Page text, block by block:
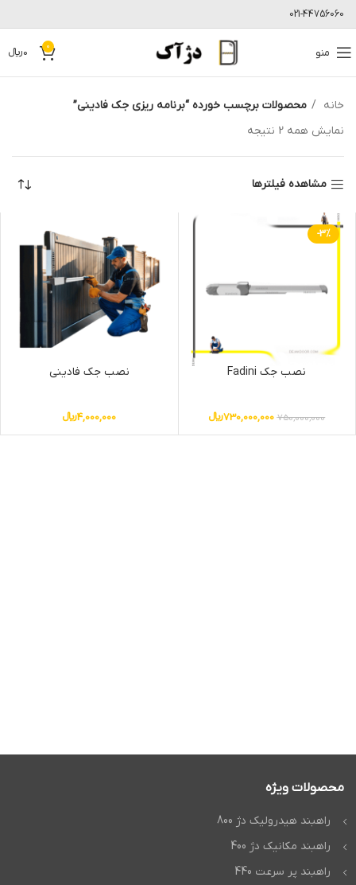
021-44756060
منو 0
0﷼
خانه
محصولات برچسب خورده “برنامه ریزی جک فادینی”
نمایش همه 2 نتیجه
مشاهده فیلترها
-3%
نصب جک Fadini
750,000,000
730,000,000﷼
نصب جک فادینی
4,000,000﷼
محصولات ویژه
راهبند هیدرولیک دژ 800
راهبند مکانیک دژ 400
راهبند پر سرعت 440